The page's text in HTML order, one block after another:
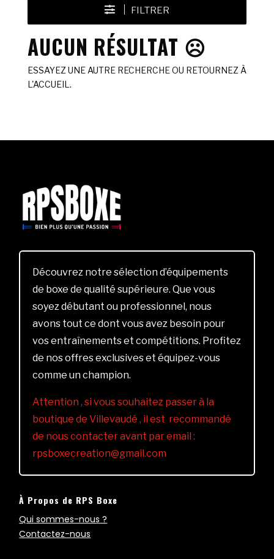
FILTRER
AUCUN RÉSULTAT ☹️
ESSAYEZ UNE AUTRE RECHERCHE OU RETOURNEZ À
L'ACCUEIL.
Découvrez notre sélection d’équipements
de boxe de qualité supérieure. Que vous
soyez débutant ou professionnel, nous
avons tout ce dont vous avez besoin pour
vos entraînements et compétitions. Profitez
de nos offres exclusives et équipez-vous
comme un champion.
Attention , si vous souhaitez passer à la
boutique de Villevaudé , il est recommandé
de nous contacter avant par email :
rpsboxecreation@gmail.com
À Propos de RPS Boxe
Qui sommes-nous ?
Contactez-nous